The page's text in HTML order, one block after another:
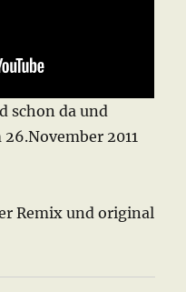
schon da und
2011
Remix und original